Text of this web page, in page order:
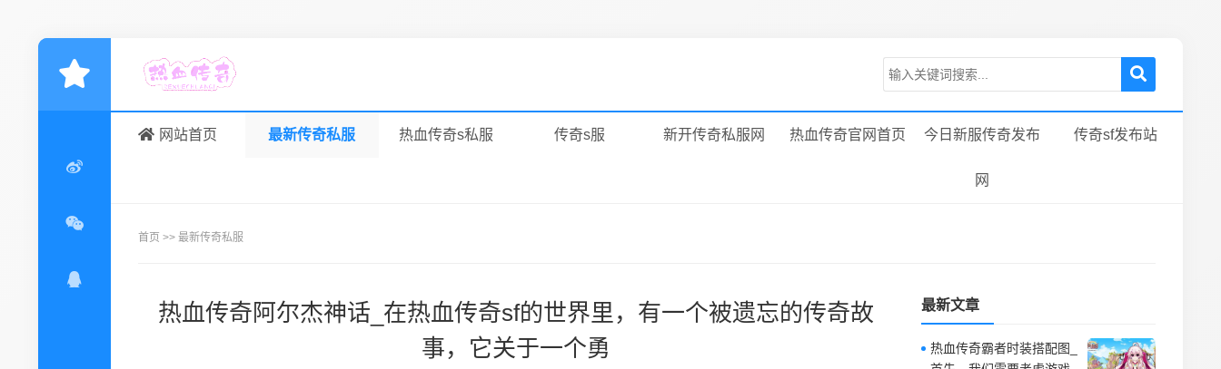
网站首页 最新传奇私服 热血传奇s私服 传奇s服 新开传奇私服网 热血传奇官网首页 今日新服传奇发布
网
传奇sf发布站
首页 >> 最新传奇私服
热血传奇阿尔杰神话_在热血传奇sf的世界里，有一个被遗忘的传奇故
事，它关于一个勇
最新文章
热血传奇霸者时装搭配图_